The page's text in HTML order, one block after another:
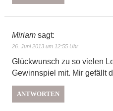
Miriam sagt:
26. Juni 2013 um 12:55 Uhr
Glückwunsch zu so vielen
Gewinnspiel mit. Mir gefällt
ANTWORTEN